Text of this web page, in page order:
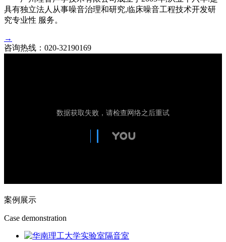
具有独立法人从事噪音治理和研究,临床噪音工程技术开发研
究专业性 服务。
→
咨询热线： 020-32190169
案例展示
Case demonstration